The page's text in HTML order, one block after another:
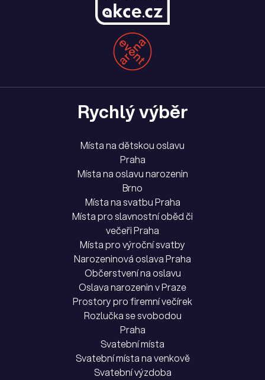
Rychlý výběr
Místa na dětskou oslavu
Praha
Místa na oslavu narozenin
Brno
Místa na svatbu Praha
Místa pro slavnostní oběd či
večeři Praha
Místa pro výroční svatby
Narozeninová oslava Praha
Občerstvení na oslavu
Oslava narozenin v Praze
Prostory pro firemní večírek
Rozlučka se svobodou
Praha
Svatební místa
Svatební místa na venkově
Svatební výzdoba